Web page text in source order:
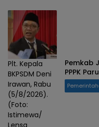
Plt. Kepala
BKPSDM Deni
Irawan, Rabu
(5/8/2026).
(Foto:
Istimewa/
Lensa
Pemkab
PPPK